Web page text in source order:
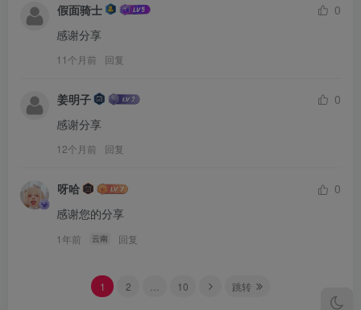
假面骑士
0
感谢分享
11个月前 回复
姜明子
0
感谢分享
12个月前 回复
呀哈
0
感谢您的分享
1年前 云南 回复
1 2 10 跳转